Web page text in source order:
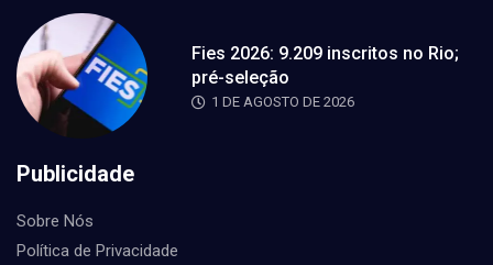
Fies 2026: 9.209 inscritos no Rio;
pré-seleção
1 DE AGOSTO DE 2026
Publicidade
Sobre Nós
Política de Privacidade